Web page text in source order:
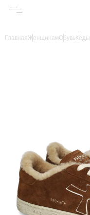
ГлавнаяЖенщинамОбувьКеды